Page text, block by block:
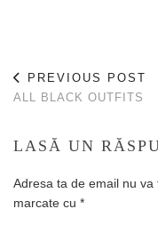
PREVIOUS POST
ALL BLACK OUTFITS
LASĂ UN
Adresa ta de email nu va
marcate cu *